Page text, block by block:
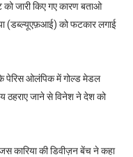
को जारी किए गए कारण बताओ
(डब्ल्यूएफ़आई) को फटकार लगाई
पेरिस ओलंपिक में गोल्ड मेडल
जाने से विनेश ने देश को
कारिया की डिवीज़न बेंच ने कहा